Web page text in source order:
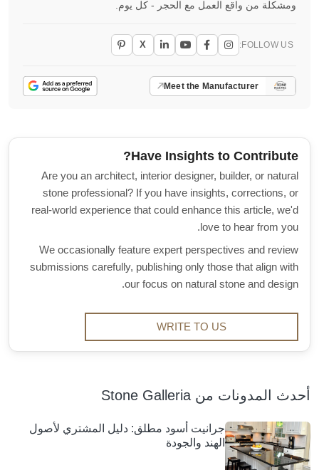
ومشكلة من واقع العمل مع الحجر - كل يوم.
FOLLOW US:
X
Meet the Manufacturer
Have Insights to Contribute?
Are you an architect, interior designer, builder, or natural
stone professional? If you have insights, corrections, or
real-world experience that could enhance this article, we'd
love to hear from you.
We occasionally feature expert perspectives and review
submissions carefully, publishing only those that align with
our focus on natural stone and design.
WRITE TO US
أحدث المدونات من Stone Galleria
جرانيت أسود مطلق: دليل المشتري لأصول
الهند والجودة